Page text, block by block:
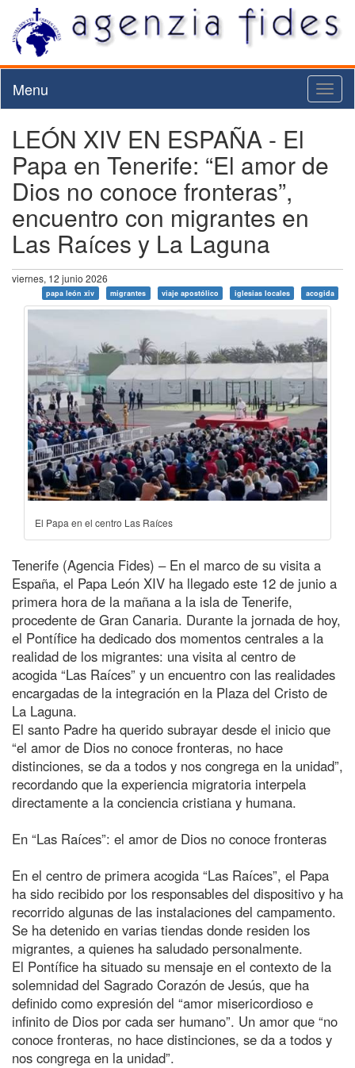
Menu
LEÓN XIV EN ESPAÑA - El
Papa en Tenerife: “El amor de
Dios no conoce fronteras”,
encuentro con migrantes en
Las Raíces y La Laguna
viernes, 12 junio 2026
papa león xiv migrantes viaje apostólico iglesias locales acogida
El Papa en el centro Las Raíces
Tenerife (Agencia Fides) – En el marco de su visita a
España, el Papa León XIV ha llegado este 12 de junio a
primera hora de la mañana a la isla de Tenerife,
procedente de Gran Canaria. Durante la jornada de hoy,
el Pontífice ha dedicado dos momentos centrales a la
realidad de los migrantes: una visita al centro de
acogida “Las Raíces” y un encuentro con las realidades
encargadas de la integración en la Plaza del Cristo de
La Laguna.
El santo Padre ha querido subrayar desde el inicio que
“el amor de Dios no conoce fronteras, no hace
distinciones, se da a todos y nos congrega en la unidad”,
recordando que la experiencia migratoria interpela
directamente a la conciencia cristiana y humana.
En “Las Raíces”: el amor de Dios no conoce fronteras
En el centro de primera acogida “Las Raíces”, el Papa
ha sido recibido por los responsables del dispositivo y ha
recorrido algunas de las instalaciones del campamento.
Se ha detenido en varias tiendas donde residen los
migrantes, a quienes ha saludado personalmente.
El Pontífice ha situado su mensaje en el contexto de la
solemnidad del Sagrado Corazón de Jesús, que ha
definido como expresión del “amor misericordioso e
infinito de Dios por cada ser humano”. Un amor que “no
conoce fronteras, no hace distinciones, se da a todos y
nos congrega en la unidad”.